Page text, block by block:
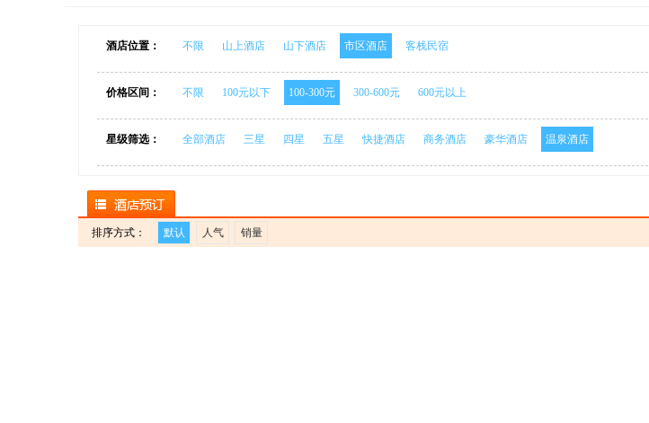
酒店位置： 不限 山上酒店 山下酒店 市区酒店 客栈民宿
价格区间： 不限 100元以下 100-300元 300-600元 600元以上
星级筛选： 全部酒店 三星 四星 五星 快捷酒店 商务酒店 豪华酒店 温泉酒店
排序方式： 默认 人气 销量